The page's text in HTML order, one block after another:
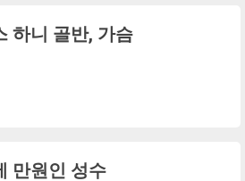
하니 골반, 가슴
만원인 성수